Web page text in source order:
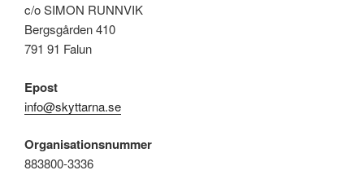
c/o SIMON RUNNVIK
Bergsgården 410
791 91 Falun
Epost
info@skyttarna.se
Organisationsnummer
883800-3336